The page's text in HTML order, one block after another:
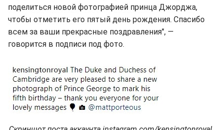
поделиться новой фотографией принца Джорджа,
чтобы отметить его пятый день рождения. Спасибо
всем за ваши прекрасные поздравления", —
говорится в подписи под фото.